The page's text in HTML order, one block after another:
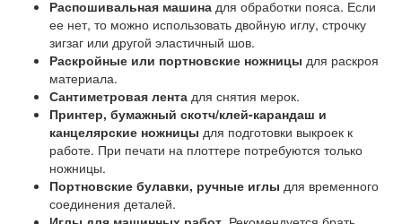
Распошивальная машина для обработки пояса. Если
ее нет, то можно использовать двойную иглу, строчку
зигзаг или другой эластичный шов.
Раскройные или портновские ножницы для раскроя
материала.
Сантиметровая лента для снятия мерок.
Принтер, бумажный скотч/клей-карандаш и
канцелярские ножницы для подготовки выкроек к
работе. При печати на плоттере потребуются только
ножницы.
Портновские булавки, ручные иглы для временного
соединения деталей.